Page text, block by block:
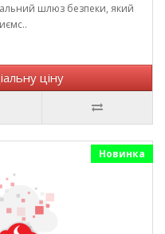
шлюз безпеки, який
ціну
Новинка